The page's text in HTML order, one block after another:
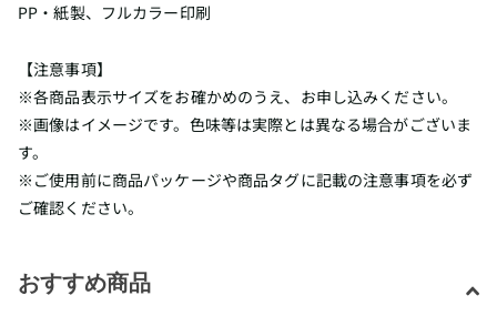
PP・紙製、フルカラー印刷
【注意事項】
※各商品表示サイズをお確かめのうえ、お申し込みください。
※画像はイメージです。色味等は実際とは異なる場合がございま
す。
※ご使用前に商品パッケージや商品タグに記載の注意事項を必ず
ご確認ください。
おすすめ商品